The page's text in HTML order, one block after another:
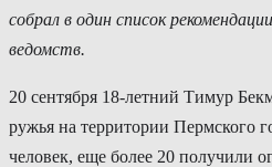
собрал в один список
ведомств.
20 сентября 18-летний Тимур
ружья на территории Пермского
человек, еще более 20 получили